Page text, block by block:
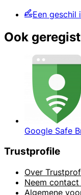
Een geschil
Ook
Google Safe
Trustprofile
Over
Neem contact
Algemene